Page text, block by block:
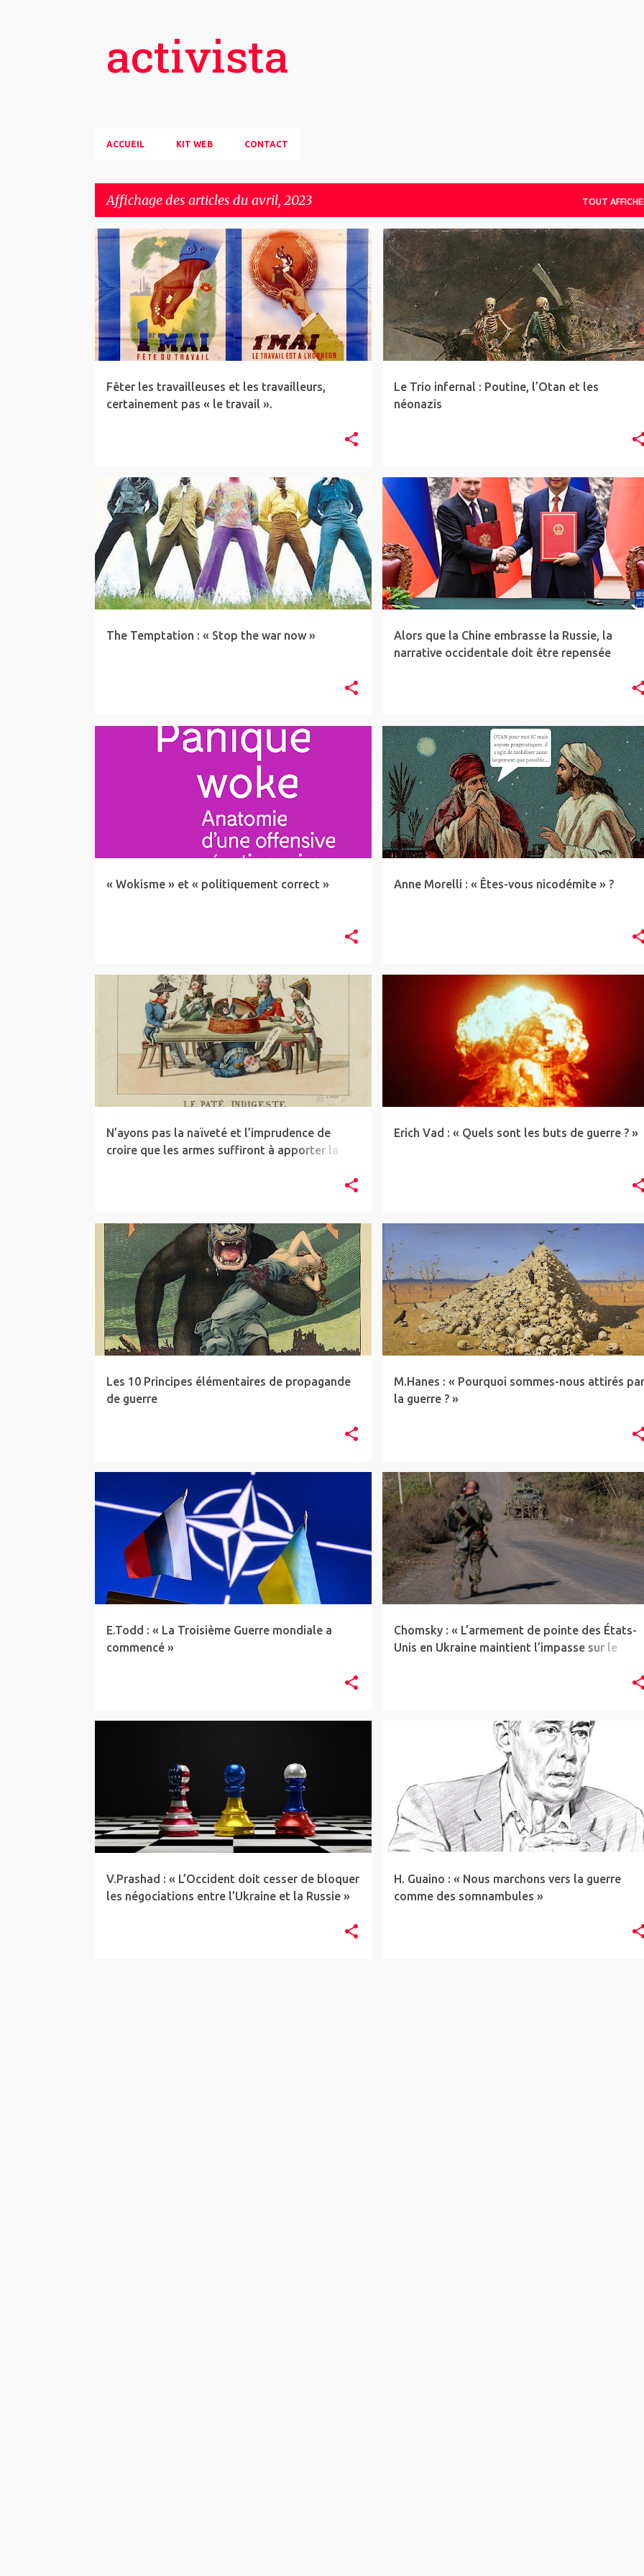
activista
ACCUEIL KIT WEB CONTACT
Affichage des articles du avril, 2023 TOUT
A
r
t
i
c
l
Fêter les travailleuses et les travailleurs,
certainement pas « le travail ».
ARTICLE HISTOIRE LIBERTÉS SOCIAL
Le Trio infernal : Poutine, l’Otan et les
néonazis
ARTICLE NWBTCW RUSSIE UKRAINE
The Temptation : « Stop the war now »
MUSIQUE NWBTCW UKRAINE
Alors que la Chine embrasse la Russie, la
narrative occidentale doit être repensée
ARTICLE CHINE GÉOPOL RUSSIE
« Wokisme » et « politiquement correct »
LIBERTÉS SOCIAL
Anne Morelli : « Êtes-vous nicodémite » ?
ARTICLE TRIBUNE UKRAINE
+
N’ayons pas la naïveté et l’imprudence de
croire que les armes suffiront à apporter la
NUCLÉAIRE NWBTCW TRIBUNE
Erich Vad : « Quels sont les buts de guerre ? »
INTERVIEW NUCLÉAIRE UKRAINE
Les 10 Principes élémentaires de propagande
de guerre
ARTICLE NWBTCW UKRAINE
+
M.Hanes : « Pourquoi sommes-nous attirés par
la guerre ? »
NWBTCW TRIBUNE UKRAINE
E.Todd : « La Troisième Guerre mondiale a
commencé »
INTERVIEW NUCLÉAIRE NWBTCW
Chomsky : « L’armement de pointe des États-
Unis en Ukraine maintient l’impasse sur le
ARTICLE GÉOPOL INTERVIEW NWBTCW RUSSIE
UKRAINE
+
V.Prashad : « L’Occident doit cesser de bloquer
les négociations entre l’Ukraine et la Russie »
H. Guaino : « Nous marchons vers la guerre
comme des somnambules »
NUCLÉAIRE NWBTCW